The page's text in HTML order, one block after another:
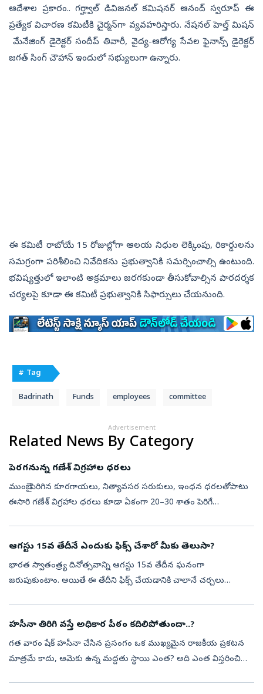
ఆదేశాల ప్రకారం.. గర్హ్వాల్ డివిజనల్ కమిషనర్ ఆనంద్ స్వరూప్ ఈ
ప్రత్యేక విచారణ కమిటీకి చైర్మన్‌గా వ్యవహరిస్తారు. నేషనల్ హెల్త్ మిషన్
మేనేజింగ్ డైరెక్టర్ సందీప్ తివారీ, వైద్య-ఆరోగ్య సేవల ఫైనాన్స్ డైరెక్టర్
జగత్ సింగ్ చౌహాన్ ఇందులో సభ్యులుగా ఉన్నారు.
ఈ కమిటీ రాబోయే 15 రోజుల్లోగా ఆలయ నిధుల లెక్కింపు, రికార్డులను
సమగ్రంగా పరిశీలించి నివేదికను ప్రభుత్వానికి సమర్పించాల్సి ఉంటుంది.
భవిష్యత్తులో ఇలాంటి అక్రమాలు జరగకుండా తీసుకోవాల్సిన పారదర్శక
చర్యలపై కూడా ఈ కమిటీ ప్రభుత్వానికి సిఫార్సులు చేయనుంది.
# Tag
Badrinath Funds employees committee
Advertisement
Related News By Category
పెరగనున్న గణేశ్‌ విగ్రహాల ధరలు
ముంబై: పెరిగిన కూరగాయలు, నిత్యావసర సరుకులు, ఇంధన ధరలతోపాటు
ఈసారి గణేశ్‌ విగ్రహాల ధరలు కూడా ఏకంగా 20–30 శాతం పెరిగే
ఆగస్టు 15వ తేదీనే ఎందుకు ఫిక్స్‌ చేశారో మీకు తెలుసా?
భారత స్వాతంత్ర్య దినోత్సవాన్ని ఆగస్టు 15వ తేదీన ఘనంగా
జరుపుకుంటాం. అయితే ఈ తేదీని ఫిక్స్‌ చేయడానికి చాలానే చర్చలు
హసీనా తిరిగి వస్తే అధికార పీఠం కదిలిపోతుందా..?
గత వారం షేక్ హసీనా చేసిన ప్రసంగం ఒక ముఖ్యమైన రాజకీయ ప్రకటన
మాత్రమే కాదు, ఆమెకు ఉన్న మద్దతు స్థాయి ఎంత? అది ఎంత విస్తరించి